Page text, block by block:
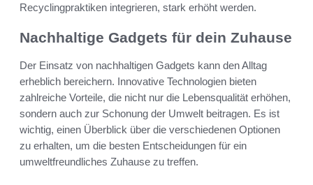
Recyclingpraktiken integrieren, stark erhöht werden.
Nachhaltige Gadgets für dein Zuhause
Der Einsatz von nachhaltigen Gadgets kann den Alltag
erheblich bereichern. Innovative Technologien bieten
zahlreiche Vorteile, die nicht nur die Lebensqualität erhöhen,
sondern auch zur Schonung der Umwelt beitragen. Es ist
wichtig, einen Überblick über die verschiedenen Optionen
zu erhalten, um die besten Entscheidungen für ein
umweltfreundliches Zuhause zu treffen.